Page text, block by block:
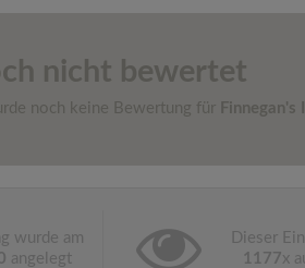
nicht bewertet
noch keine Bewertung für Finnegan's
wurde am
angelegt
Dieser
1177x